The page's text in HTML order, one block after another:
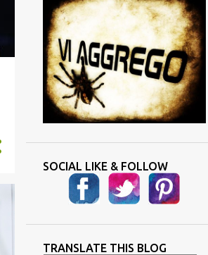
SOCIAL LIKE & FOLLOW
TRANSLATE THIS BLOG